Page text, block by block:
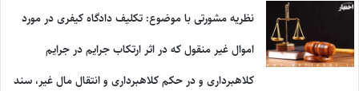
نظریه مشورتی با موضوع: تکلیف دادگاه کیفری در مورد
اموال غیر منقول که در اثر ارتکاب جرایم در جرایم
کلاهبرداری و در حکم کلاهبرداری و انتقال مال غیر، سند